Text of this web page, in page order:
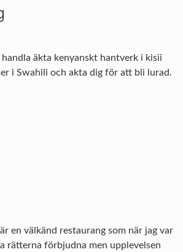
äkta kenyanskt hantverk i kisii
i Swahili och akta dig för att bli lurad.
är en välkänd restaurang som när jag var
rätterna förbjudna men upplevelsen